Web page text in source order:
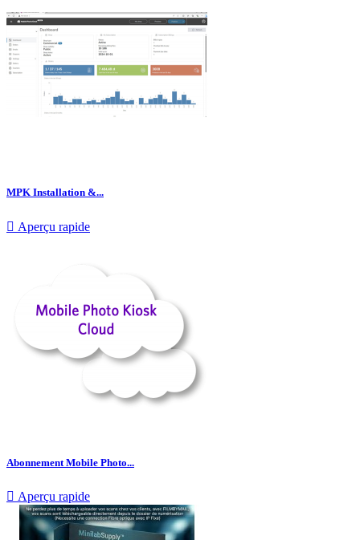
MPK Installation &...
 Aperçu rapide
Abonnement Mobile Photo...
 Aperçu rapide